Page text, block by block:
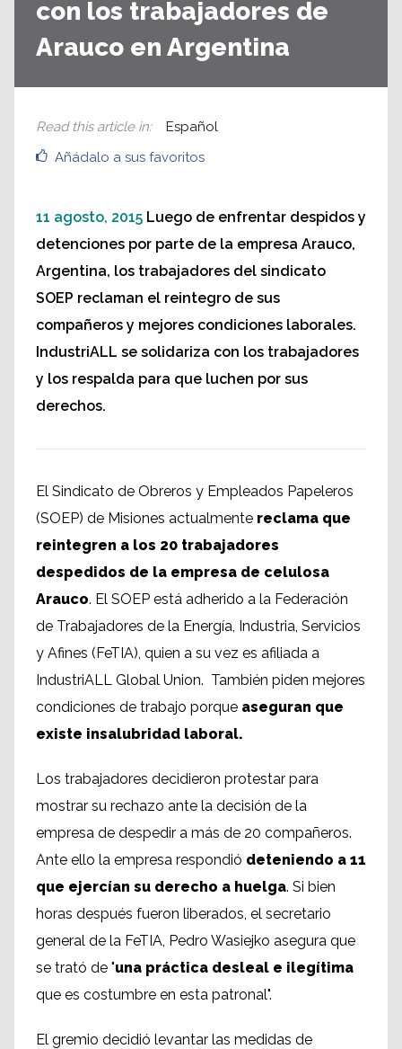
con los trabajadores de
Arauco en Argentina
Añádalo a sus favoritos
Read this article in: Español
11 agosto, 2015 Luego de enfrentar despidos y
detenciones por parte de la empresa Arauco,
Argentina, los trabajadores del sindicato
SOEP reclaman el reintegro de sus
compañeros y mejores condiciones laborales.
IndustriALL se solidariza con los trabajadores
y los respalda para que luchen por sus
derechos.
El Sindicato de Obreros y Empleados Papeleros
(SOEP) de Misiones actualmente reclama que
reintegren a los 20 trabajadores
despedidos de la empresa de celulosa
Arauco. El SOEP está adherido a la Federación
de Trabajadores de la Energía, Industria, Servicios
y Afines (FeTIA), quien a su vez es afiliada a
IndustriALL Global Union. También piden mejores
condiciones de trabajo porque aseguran que
existe insalubridad laboral.
Los trabajadores decidieron protestar para
mostrar su rechazo ante la decisión de la
empresa de despedir a más de 20 compañeros.
Ante ello la empresa respondió deteniendo a 11
que ejercían su derecho a huelga. Si bien
horas después fueron liberados, el secretario
general de la FeTIA, Pedro Wasiejko asegura que
se trató de "una práctica desleal e ilegítima
que es costumbre en esta patronal".
El gremio decidió levantar las medidas de